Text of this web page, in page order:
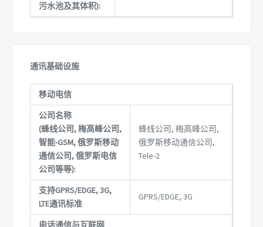
污水池及其体积):
通讯基础设施
移动电信
公司名称
(蜂线公司, 梅高峰公司,
智能-GSM, 俄罗斯移动
通信公司, 俄罗斯电信
公司等等):
蜂线公司, 梅高峰公司,
俄罗斯移动通信公司,
Tele-2
支持GPRS/EDGE, 3G,
LTE通讯标准
GPRS/EDGE, 3G
电话通信与互联网